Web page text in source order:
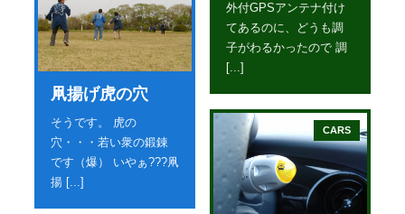
凧揚げ虎の穴
そうです。 虎の
穴・・・若い衆の鍛錬
です（爆） いやぁ???凧
揚 [...]
外付GPSアンテナ付け
てあるのに、どうも調
子がわるかったので 調
[...]
CARS